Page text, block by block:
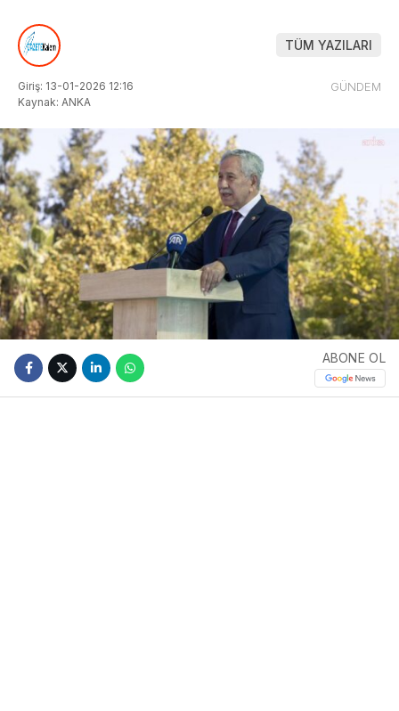
TÜM YAZILARI
Giriş: 13-01-2026 12:16
Kaynak: ANKA
GÜNDEM
ABONE OL